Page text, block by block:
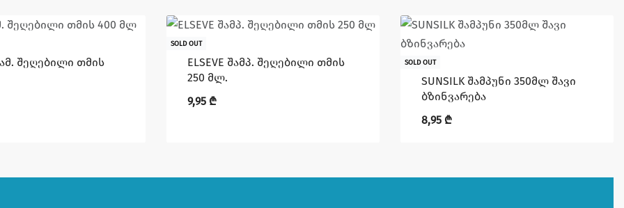
შეღებილი თმის
SOLD OUT
ELSEVE შამპ. შეღებილი თმის
250 მლ.
9,95 ₾
SOLD OUT
SUNSILK შამპუნი 350მლ შავი
ბზინვარება
8,95 ₾